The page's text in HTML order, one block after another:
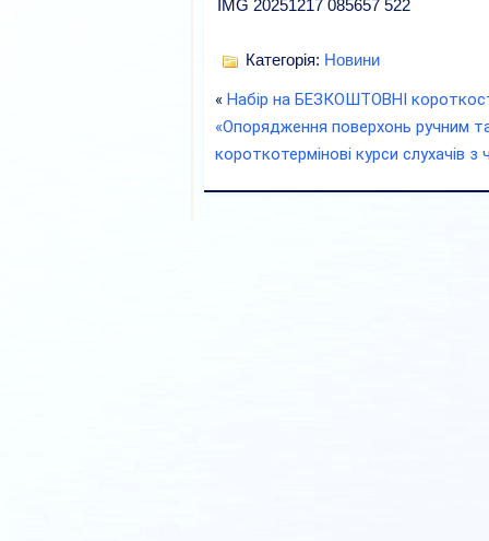
IMG 20251217 085657 522
Категорія: Новини
« Набір на БЕЗКОШТОВНІ
«Опорядження поверхонь ручним
короткотермінові курси слухачів